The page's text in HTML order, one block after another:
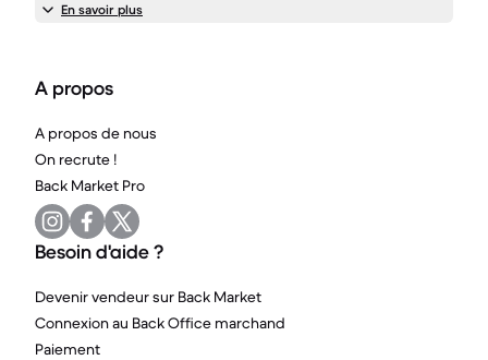
En savoir plus
A propos
A propos de nous
On recrute !
Back Market Pro
Besoin d'aide ?
Devenir vendeur sur Back Market
Connexion au Back Office marchand
Paiement